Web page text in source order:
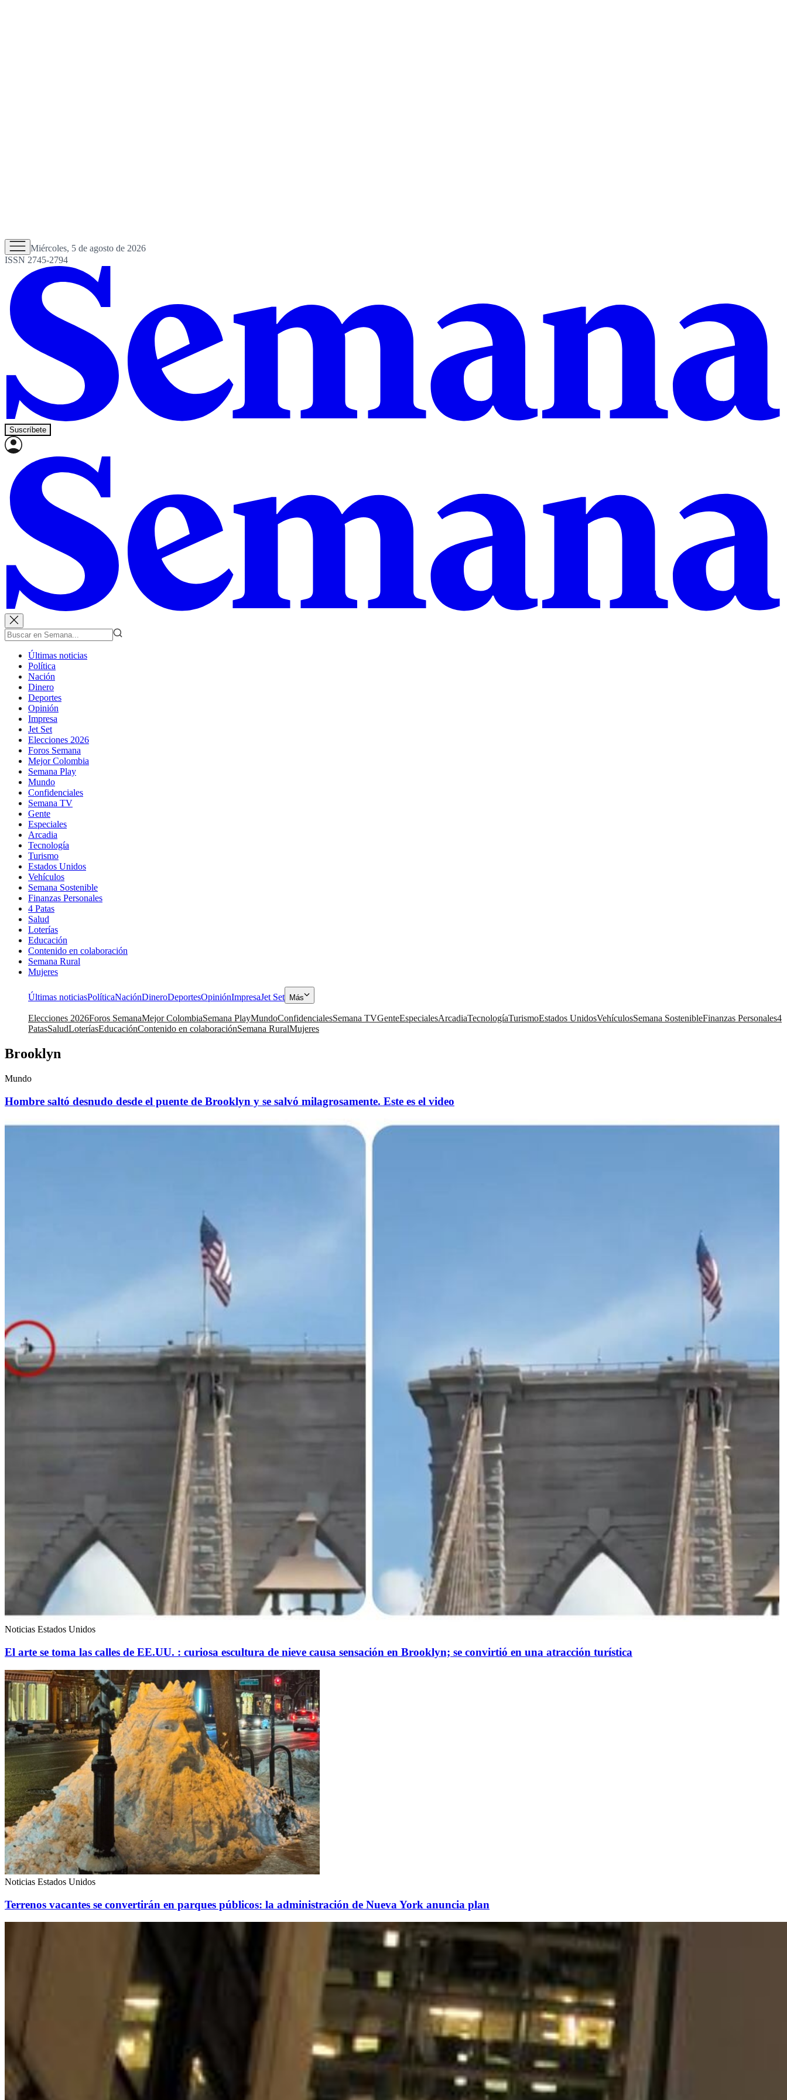
Miércoles, 5 de agosto de 2026
ISSN 2745-2794
Suscríbete
Últimas noticias
Política
Nación
Dinero
Deportes
Opinión
Impresa
Jet Set
Elecciones 2026
Foros Semana
Mejor Colombia
Semana Play
Mundo
Confidenciales
Semana TV
Gente
Especiales
Arcadia
Tecnología
Turismo
Estados Unidos
Vehículos
Semana Sostenible
Finanzas Personales
4 Patas
Salud
Loterías
Educación
Contenido en colaboración
Semana Rural
Mujeres
Últimas noticiasPolíticaNaciónDineroDeportesOpiniónImpresaJet Set Más
Elecciones 2026Foros SemanaMejor ColombiaSemana PlayMundoConfidencialesSemana TVGenteEspecialesArcadiaTecnologíaTurismoEstados UnidosVehículosSemana SostenibleFinanzas Personales4
PatasSaludLoteríasEducaciónContenido en colaboraciónSemana RuralMujeres
Brooklyn
Mundo
Hombre saltó desnudo desde el puente de Brooklyn y se salvó milagrosamente. Este es el video
Noticias Estados Unidos
El arte se toma las calles de EE.UU. : curiosa escultura de nieve causa sensación en Brooklyn; se convirtió en una atracción turística
Noticias Estados Unidos
Terrenos vacantes se convertirán en parques públicos: la administración de Nueva York anuncia plan